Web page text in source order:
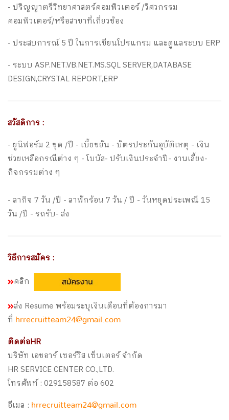
- ปริญญาตรีวิทยาศาสตร์คอมพิวเตอร์ /วิศวกรรม
คอมพิวเตอร์/หรือสาขาที่เกี่ยวข้อง
- ประสบการณ์ 5 ปี ในการเขียนโปรแกรม และดูแลระบบ ERP
- ระบบ ASP.NET.VB.NET.MS.SQL SERVER,DATABASE
DESIGN,CRYSTAL REPORT,ERP
สวัสดิการ :
- ยูนิฟอร์ม 2 ชุด /ปี - เบี้ยขยัน - บัตรประกันอุบัติเหตุ - เงิน
ช่วยเหลือกรณีต่าง ๆ - โบนัส- ปรับเงินประจำปี- งานเลี้ยง-
กิจกรรมต่าง ๆ
- ลากิจ 7 วัน /ปี - ลาพักร้อน 7 วัน / ปี - วันหยุดประเพณี 15
วัน /ปี - รถรับ- ส่ง
วิธีการสมัคร :
คลิก
ส่ง Resume พร้อมระบุเงินเดือนที่ต้องการมา
ที่ hrrecruitteam24@gmail.com
ติดต่อHR
บริษัท เอชอาร์ เซอร์วิส เซ็นเตอร์ จำกัด
HR SERVICE CENTER CO.,LTD.
โทรศัพท์ : 029158587 ต่อ 602
อีเมล : hrrecruitteam24@gmail.com